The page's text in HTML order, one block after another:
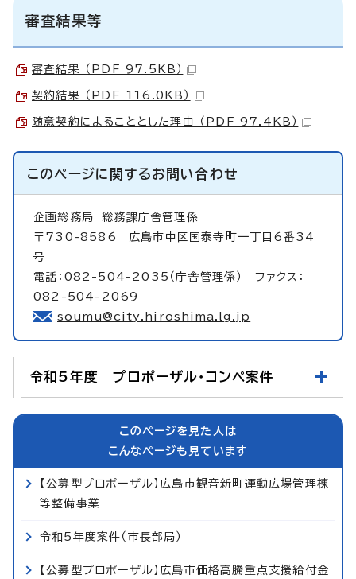
審査結果等
審査結果 （PDF 97.5KB）
契約結果 （PDF 116.0KB）
随意契約によることとした理由 （PDF 97.4KB）
このページに関するお問い合わせ
企画総務局総務課庁舎管理係
〒730-8586 広島市中区国泰寺町一丁目6番34
号
電話：082-504-2035（庁舎管理係） ファクス：
082-504-2069
soumu@city.hiroshima.lg.jp
令和5年度 プロポーザル・コンペ案件
このページを見た人は
こんなページも見ています
【公募型プロポーザル】広島市観音新町運動広場管理棟
等整備事業
令和5年度案件（市長部局）
【公募型プロポーザル】広島市価格高騰重点支援給付金